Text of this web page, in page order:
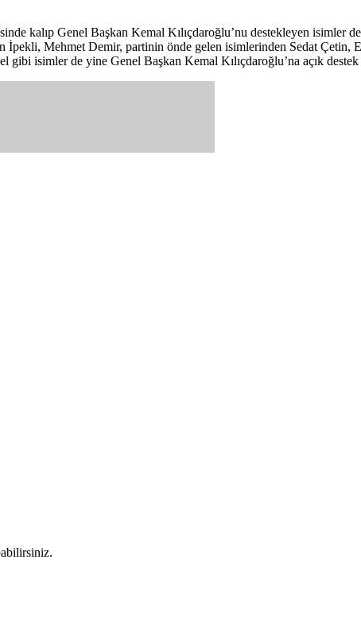
kalıp Genel Başkan Kemal Kılıçdaroğlu’nu destekleyen
Mehmet Demir, partinin önde gelen isimlerinden Sedat Çetin,
isimler de yine Genel Başkan Kemal Kılıçdaroğlu’na açık